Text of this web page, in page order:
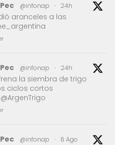
@infonap · 24h
aranceles a las
@infonap · 24h
la siembra de trigo
ciclos cortos
@infonap · 6 Ago